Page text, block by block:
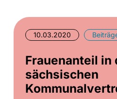
10.03.2020
Frauenanteil in
sächsischen